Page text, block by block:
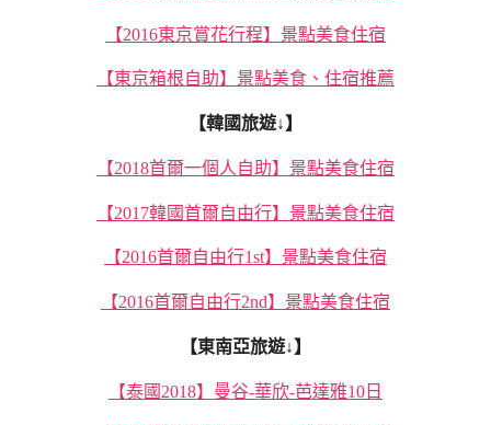
【2016東京賞花行程】景點美食住宿
【東京箱根自助】景點美食、住宿推薦
【韓國旅遊↓】
【2018首爾一個人自助】景點美食住宿
【2017韓國首爾自由行】景點美食住宿
【2016首爾自由行1st】景點美食住宿
【2016首爾自由行2nd】景點美食住宿
【東南亞旅遊↓】
【泰國2018】曼谷-華欣-芭達雅10日